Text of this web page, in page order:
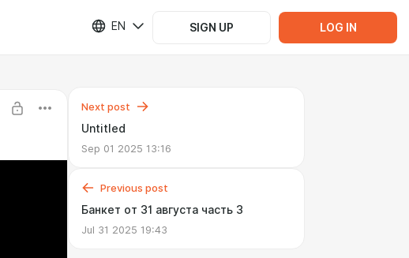
EN SIGN UP LOG IN
Next post
Untitled
Sep 01 2025 13:16
Previous post
Банкет от 31 августа часть 3
Jul 31 2025 19:43